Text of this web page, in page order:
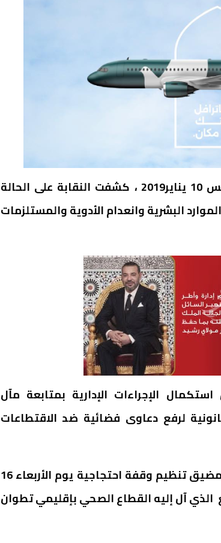
خلال بيان مشترك توصلت صدى تطوان بنسخة منه يوم الخميس 10 يناير2019 ، كشفت النقابة على الحالة
البشرية وانعدام الأدوية والمستلزمات
الإجراءات الإدارية بمتابعة مآل
لرفع دعاوى فضائية ضد الاقتطاعات
هذا وتعتزم النقابة المستقلة لأطباء القطاع العام بتطوان والمضيق تنظيم وقفة احتجاجية يوم الأربعاء 16
الذي آل إليه القطاع الصحي بإقليمي تطوان